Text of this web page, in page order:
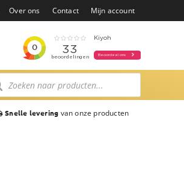
Over ons Contact Mijn account
Snelle levering van onze producten